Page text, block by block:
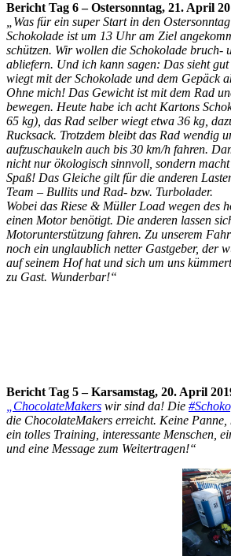
Bericht Tag 6 – Ostersonntag, 21. April
„Was für ein super Start in den
Schokolade ist um 13 Uhr am Ziel
schützen. Wir wollen die Schokolade bruch-
abliefern. Und ich kann sagen: Das sieht
wiegt mit der Schokolade und dem Gepäck
Ohne mich! Das Gewicht ist mit dem Rad
bewegen. Heute habe ich acht Kartons
65 kg), das Rad selber wiegt etwa 36 kg,
Rucksack. Trotzdem bleibt das Rad wendig
aufzuschaukeln auch bis 30 km/h fahren.
nicht nur ökologisch sinnvoll, sondern
Spaß! Das Gleiche gilt für die anderen
Team – Bullits und Rad- bzw. Turbolader.
Wobei das Riese & Müller Load wegen des
einen Motor benötigt. Die anderen lassen
Motorunterstützung fahren. Zu unserem
noch ein unglaublich netter Gastgeber, der
auf seinem Hof hat und sich um uns
zu Gast. Wunderbar!“
Bericht Tag 5 – Karsamstag, 20. April
„ChocolateMakers wir sind da! Die
die ChocolateMakers erreicht. Keine
ein tolles Training, interessante Menschen,
und eine Message zum Weitertragen!“